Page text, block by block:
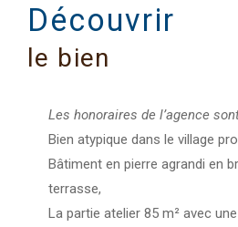
découvrir
le bien
Les honoraires de l’agence
Bien atypique dans le village
Bâtiment en pierre agrandi en
terrasse,
La partie atelier 85 m² avec